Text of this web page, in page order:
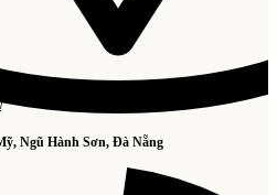
Ngũ Hành Sơn, Đà Nẵng